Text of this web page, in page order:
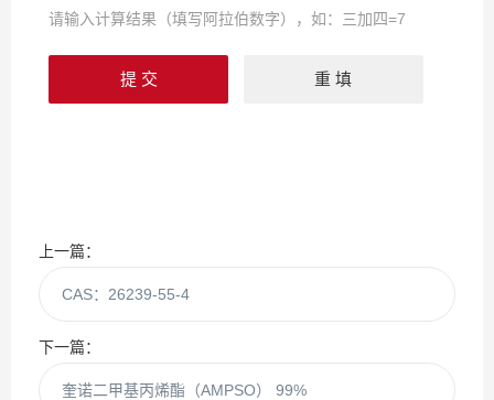
请输入计算结果（填写阿拉伯数字），如：三加四=7
上一篇：
CAS：26239-55-4
下一篇：
奎诺二甲基丙烯酯（AMPSO） 99%